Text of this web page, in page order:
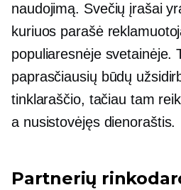
naudojimą. Svečių įrašai
kuriuos parašė
populiaresnėje svetainėje.
paprasčiausių būdų
tinklaraščio, tačiau tam
a nusistovėjęsdienoraštis.
Partnerių